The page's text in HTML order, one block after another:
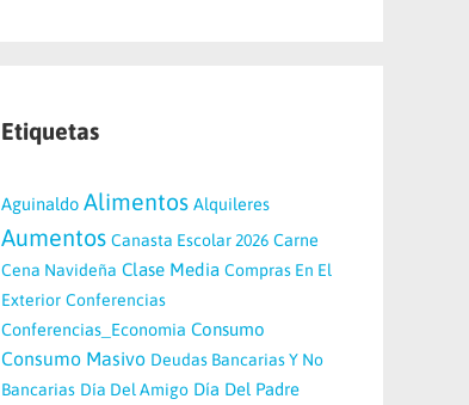
Etiquetas
Aguinaldo Alimentos Alquileres
Aumentos Canasta Escolar 2026 Carne
Cena Navideña Clase Media Compras En El
Exterior Conferencias
Conferencias_Economia Consumo
Consumo Masivo Deudas Bancarias Y No
Bancarias Día Del Amigo Día Del Padre